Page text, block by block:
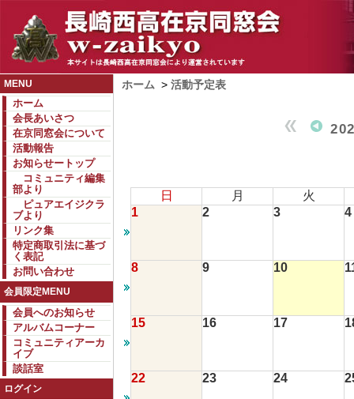
MENU
ホーム
会長あいさつ
在京同窓会について
活動報告
お知らせートップ
コミュニティ編集
部より
ピュアエイジクラ
ブより
リンク集
特定商取引法に基づ
く表記
お問い合わせ
会員限定MENU
会員へのお知らせ
アルバムコーナー
コミュニティアーカ
イブ
談話室
ログイン
ホーム > 活動予定表
日 月
火
1
2 3 4
8 9 10
15 16 17
22 23 24